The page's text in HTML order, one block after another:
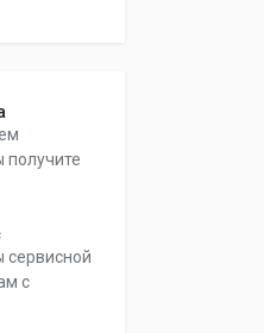
получите
сервисной
с